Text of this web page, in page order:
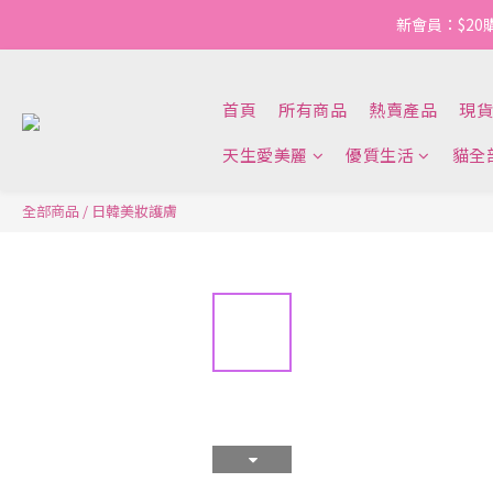
新會員：$20
首頁 所有商品 熱賣產品
現
天生愛美麗
優質生活 貓全
全部商品 / 日韓美妝護膚